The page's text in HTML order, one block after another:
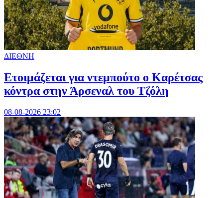
ΔΙΕΘΝΗ
Ετοιμάζεται για ντεμπούτο ο Καρέτσας
κόντρα στην Άρσεναλ του Τζόλη
08-08-2026 23:02